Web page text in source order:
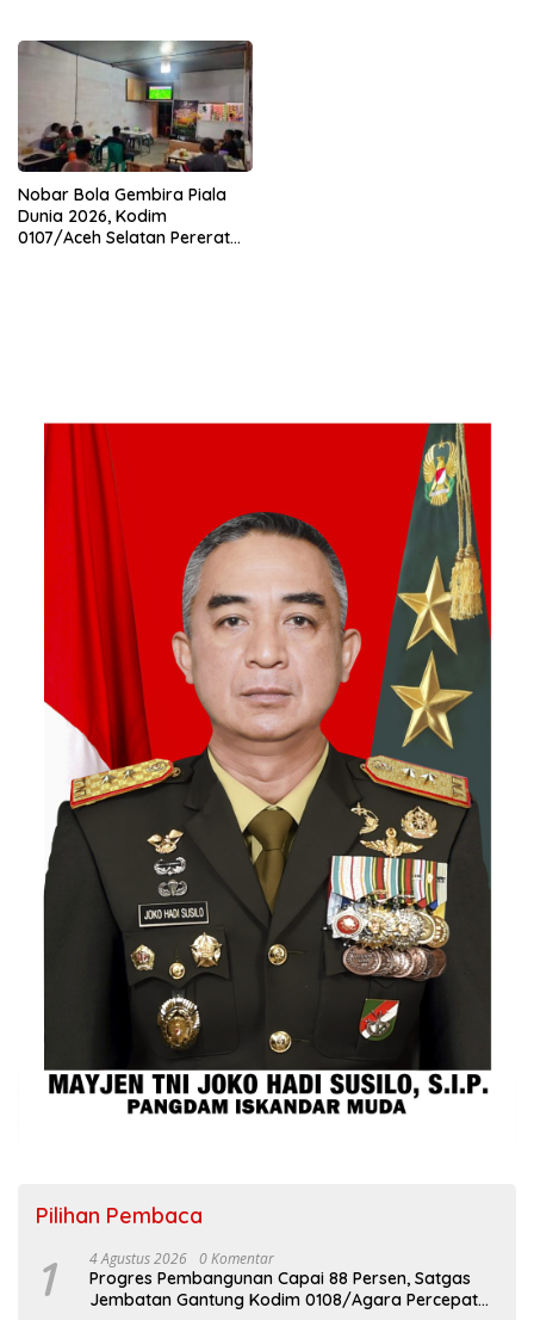
0104/Atim
Nobar Bola Gembira Piala
Dunia 2026, Kodim
0107/Aceh Selatan Pererat
Pilihan Pembaca
1 4 Agustus 2026 0 Komentar
Progres Pembangunan Capai 88 Persen, Satgas
Jembatan Gantung Kodim 0108/Agara Percepat